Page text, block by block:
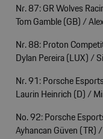
Nr. 87: GR Wolves
Tom Gamble (GB) /
Nr. 88: Proton
Dylan Pereira (LUX) /
Nr. 91: Porsche
Laurin Heinrich (D) /
No. 92: Porsche
Ayhancan Güven (TR)